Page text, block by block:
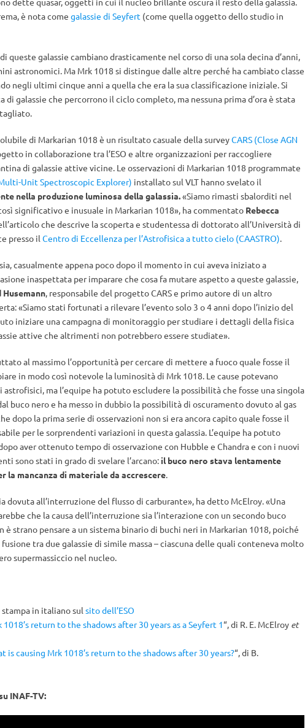
è nota come galassie di Seyfert (come quella oggetto dello studio in
queste galassie cambiano drasticamente nel corso di una sola decina d’anni,
astronomici. Ma Mrk 1018 si distingue dalle altre perché ha cambiato classe
negli ultimi cinque anni a quella che era la sua classificazione iniziale. Si
di galassie che percorrono il ciclo completo, ma nessuna prima d’ora è stata
di Markarian 1018 è un risultato casuale della surveyCARS (Close AGN
in collaborazione tra l’ESO e altre organizzazioni per raccogliere
di galassie attive vicine. Le osservazioni di Markarian 1018 programmate
Unit Spectroscopic Explorer) installato sul VLT hanno svelato il
nella produzione luminosa della galassia.«Siamo rimasti sbalorditi nel
significativo e inusuale in Markarian 1018», ha commentato Rebecca
che descrive la scoperta e studentessa di dottorato all’Università di
presso il Centro di Eccellenza per l’Astrofisica a tutto cielo (CAASTRO).
casualmente appena poco dopo il momento in cui aveva iniziato a
inaspettata per imparare che cosa fa mutare aspetto a queste galassie,
Husemann, responsabile del progetto CARS e primo autore di un altro
«Siamo stati fortunati a rilevare l’evento solo 3 o 4 anni dopo l’inizio del
iniziare una campagna di monitoraggio per studiare i dettagli della fisica
attive che altrimenti non potrebbero essere studiate».
al massimo l’opportunità per cercare di mettere a fuoco quale fosse il
in modo così notevole la luminosità di Mrk 1018. Le cause potevano
ma l’equipe ha potuto escludere la possibilità che fosse una singola
buco nero e ha messo in dubbio la possibilità di oscuramento dovuto al gas
dopo la prima serie di osservazioni non si era ancora capito quale fosse il
per le sorprendenti variazioni in questa galassia. L’equipe ha potuto
aver ottenuto tempo di osservazione con Hubble e Chandra e con i nuovi
sono stati in grado di svelare l’arcano: il buco nero stava lentamente
la mancanza di materiale da accrescere.
dovuta all’interruzione del flusso di carburante», ha detto McElroy. «Una
che la causa dell’interruzione sia l’interazione con un secondo buco
è strano pensare a un sistema binario di buchi neri in Markarian 1018, poiché
tra due galassie di simile massa – ciascuna delle quali conteneva molto
supermassiccio nel nucleo.
in italiano sul sito dell’ESO
1018’s return to the shadows after 30 years as a Seyfert 1“, di R. E. McElroy et
is causing Mrk 1018’s return to the shadows after 30 years?“, di B.
INAF-TV: